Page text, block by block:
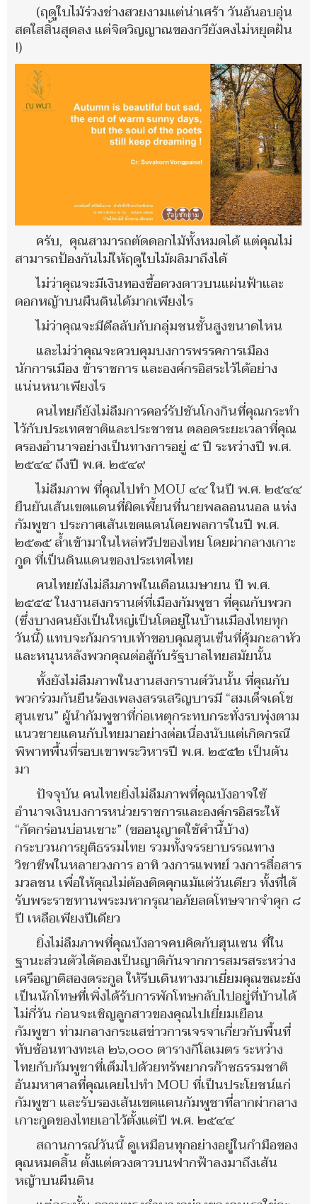
(ฤดูใบไม้ร่วงช่างสวยงามแต่น่าเศร้า วันอันอบอุ่น
สดใสสิ้นสุดลง แต่จิตวิญญาณของกวียังคงไม่หยุดฝัน
!)
ครับ, คุณสามารถตัดดอกไม้ทั้งหมดได้ แต่คุณไม่
สามารถป้องกันไม่ให้ฤดูใบไม้ผลิมาถึงได้
ไม่ว่าคุณจะมีเงินทองซื้อดวงดาวบนแผ่นฟ้าและ
ดอกหญ้าบนผืนดินได้มากเพียงไร
ไม่ว่าคุณจะมีดีลลับกับกลุ่มชนชั้นสูงขนาดไหน
และไม่ว่าคุณจะควบคุมบงการพรรคการเมือง
นักการเมือง ข้าราชการ และองค์กรอิสระไว้ได้อย่าง
แน่นหนาเพียงไร
คนไทยก็ยังไม่ลืมการคอร์รัปชันโกงกินที่คุณกระทำ
ไว้กับประเทศชาติและประชาชน ตลอดระยะเวลาที่คุณ
ครองอำนาจอย่างเป็นทางการอยู่ ๕ ปี ระหว่างปี พ.ศ.
๒๕๔๔ ถึงปี พ.ศ. ๒๕๔๙
ไม่ลืมภาพ ที่คุณไปทำ MOU ๔๔ ในปี พ.ศ. ๒๕๔๔
ยืนยันเส้นเขตแดนที่ผิดเพี้ยนที่นายพลลอนนอล แห่ง
กัมพูชา ประกาศเส้นเขตแดนโดยพลการในปี พ.ศ.
๒๕๑๕ ล้ำเข้ามาในไหล่ทวีปของไทย โดยผ่ากลางเกาะ
กูด ที่เป็นดินแดนของประเทศไทย
คนไทยยังไม่ลืมภาพในเดือนเมษายน ปี พ.ศ.
๒๕๕๕ ในงานสงกรานต์ที่เมืองกัมพูชา ที่คุณกับพวก
(ซึ่งบางคนยังเป็นใหญ่เป็นโตอยู่ในบ้านเมืองไทยทุก
วันนี้) แทบจะก้มกราบเท้าขอบคุณฮุนเซ็นที่คุ้มกะลาหัว
และหนุนหลังพวกคุณต่อสู้กับรัฐบาลไทยสมัยนั้น
ทั้งยังไม่ลืมภาพในงานสงกรานต์วันนั้น ที่คุณกับ
พวกร่วมกันยืนร้องเพลงสรรเสริญบารมี “สมเด็จเดโช
ฮุนเซน” ผู้นำกัมพูชาที่ก่อเหตุกระทบกระทั่งรบพุ่งตาม
แนวชายแดนกับไทยมาอย่างต่อเนื่องนับแต่เกิดกรณี
พิพาทพื้นที่รอบเขาพระวิหารปี พ.ศ. ๒๕๕๒ เป็นต้น
มา
ปัจจุบัน คนไทยยิ่งไม่ลืมภาพที่คุณบังอาจใช้
อำนาจเงินบงการหน่วยราชการและองค์กรอิสระให้
“กัดกร่อนบ่อนเซาะ” (ขออนุญาตใช้คำนี้บ้าง)
กระบวนการยุติธรรมไทย รวมทั้งจรรยาบรรณทาง
วิชาชีพในหลายวงการ อาทิ วงการแพทย์ วงการสื่อสาร
มวลชน เพื่อให้คุณไม่ต้องติดคุกแม้แต่วันเดียว ทั้งที่ได้
รับพระราชทานพระมหากรุณาอภัยลดโทษจากจำคุก ๘
ปี เหลือเพียงปีเดียว
ยิ่งไม่ลืมภาพที่คุณบังอาจคบคิดกับฮุนเซน ที่ใน
ฐานะส่วนตัวได้ดองเป็นญาติกันจากการสมรสระหว่าง
เครือญาติสองตระกูล ให้รีบเดินทางมาเยี่ยมคุณขณะยัง
เป็นนักโทษที่เพิ่งได้รับการพักโทษกลับไปอยู่ที่บ้านได้
ไม่กี่วัน ก่อนจะเชิญลูกสาวของคุณไปเยี่ยมเยือน
กัมพูชา ท่ามกลางกระแสข่าวการเจรจาเกี่ยวกับพื้นที่
ทับซ้อนทางทะเล ๒๖,๐๐๐ ตารางกิโลเมตร ระหว่าง
ไทยกับกัมพูชาที่เต็มไปด้วยทรัพยากรก๊าซธรรมชาติ
อันมหาศาลที่คุณเคยไปทำ MOU ที่เป็นประโยชน์แก่
กัมพูชา และรับรองเส้นเขตแดนกัมพูชาที่ลากผ่ากลาง
เกาะกูดของไทยเอาไว้ตั้งแต่ปี พ.ศ. ๒๕๔๔
สถานการณ์วันนี้ ดูเหมือนทุกอย่างอยู่ในกำมือของ
คุณหมดสิ้น ตั้งแต่ดวงดาวบนฟากฟ้าลงมาถึงเส้น
หญ้าบนผืนดิน